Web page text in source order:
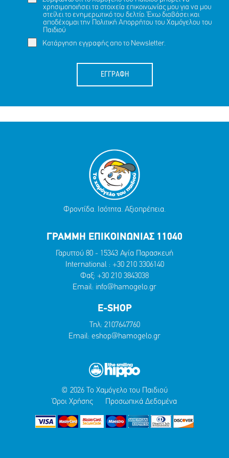
χρησιμοποιήσει τα στοιχεία επικοινωνίας μου για να μου
στείλει το ενημερωτικό του δελτίο. Έχω διαβάσει και
αποδέχομαι την Πολιτική Απορρήτου του Χαμόγελου του
Παιδιού
Κατάργηση εγγραφής απο το Newsletter.
ΕΓΓΡΑΦΗ
Φροντίδα. Ισότητα. Αξιοπρέπεια.
ΓΡΑΜΜΗ ΕΠΙΚΟΙΝΩΝΙΑΣ 11040
Γαρυττού 80 - 15343 Αγία Παρασκευή
International : +30 210 3306140
Φαξ: +30 210 3843038
Email: info@hamogelo.gr
E-SHOP
Τηλ: 2107647760
Email: eshop@hamogelo.gr
© 2026 Το Χαμόγελο του Παιδιού
Όροι Χρήσης
Προσωπικά Δεδομένα